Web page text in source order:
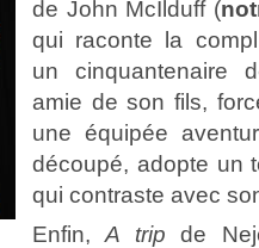
de John McIlduff (
qui raconte la
un cinquantenaire
amie de son fils,
une équipée
découpé, adopte un
qui contraste avec
Enfin, A tripde